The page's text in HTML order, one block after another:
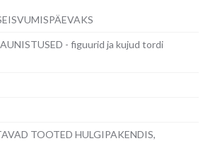
- figuurid ja kujud tordi
TOOTED HULGIPAKENDIS,